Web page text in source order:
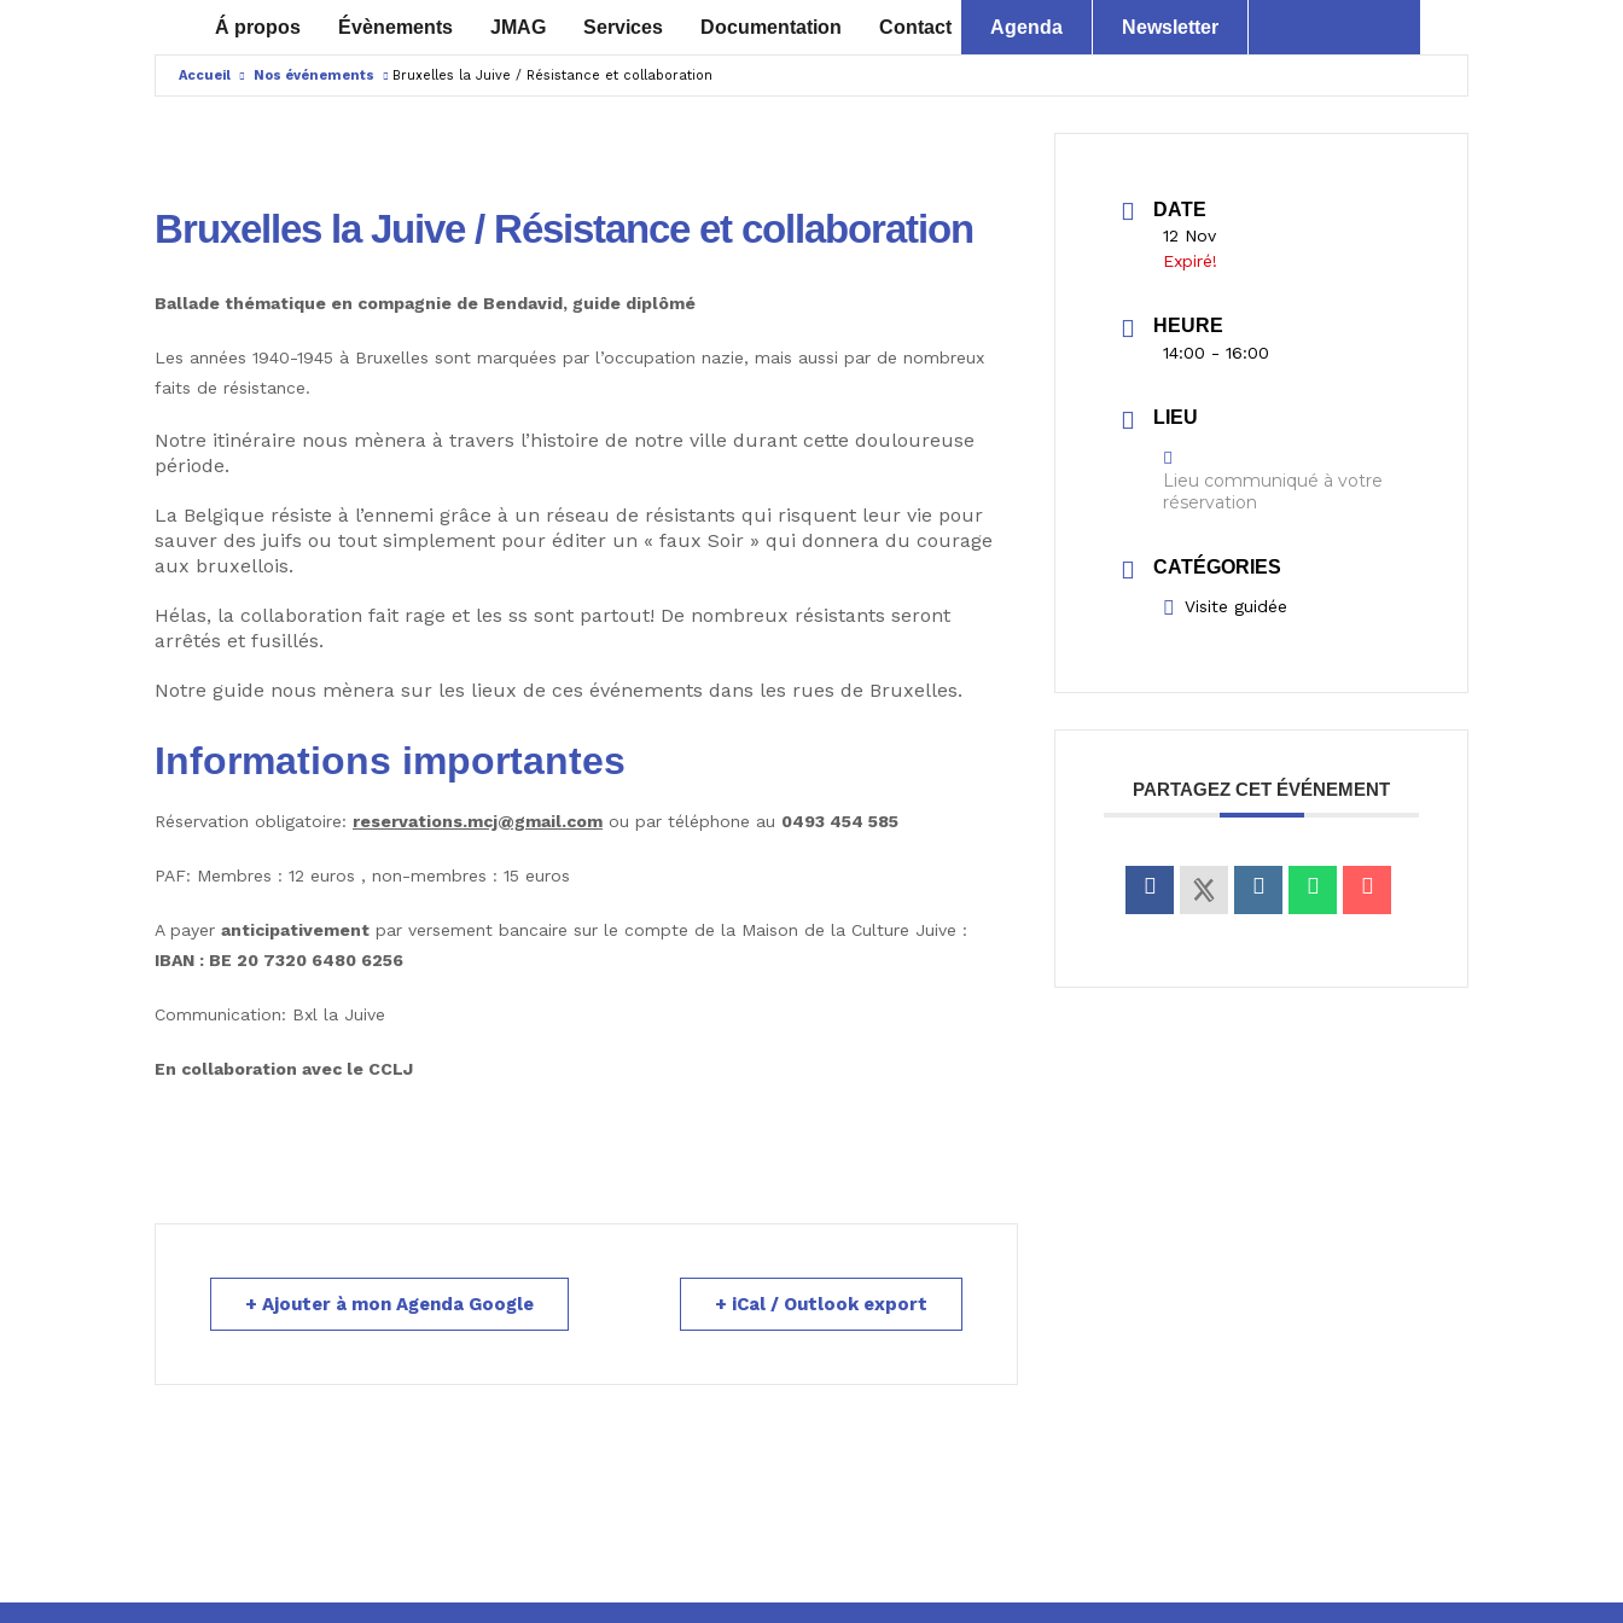
Á propos Évènements JMAG Services Documentation Contact Agenda Newsletter
Accueil Nos événements Bruxelles la Juive / Résistance et collaboration
Bruxelles la Juive / Résistance et collaboration
Ballade thématique en compagnie de Bendavid, guide diplômé
Les années 1940-1945 à Bruxelles sont marquées par l’occupation nazie, mais aussi par de nombreux
faits de résistance.
Notre itinéraire nous mènera à travers l’histoire de notre ville durant cette douloureuse
période.
La Belgique résiste à l’ennemi grâce à un réseau de résistants qui risquent leur vie pour
sauver des juifs ou tout simplement pour éditer un « faux Soir » qui donnera du courage
aux bruxellois.
Hélas, la collaboration fait rage et les ss sont partout! De nombreux résistants seront
arrêtés et fusillés.
Notre guide nous mènera sur les lieux de ces événements dans les rues de Bruxelles.
Informations importantes
Réservation obligatoire: reservations.mcj@gmail.com ou par téléphone au 0493 454 585
PAF: Membres : 12 euros , non-membres : 15 euros
A payer anticipativement par versement bancaire sur le compte de la Maison de la Culture Juive :
IBAN : BE 20 7320 6480 6256
Communication: Bxl la Juive
En collaboration avec le CCLJ
+ Ajouter à mon Agenda Google + iCal / Outlook export
DATE
12 Nov
Expiré!
HEURE
14:00 - 16:00
LIEU
Lieu communiqué à votre
réservation
CATÉGORIES
Visite guidée
PARTAGEZ CET ÉVÉNEMENT